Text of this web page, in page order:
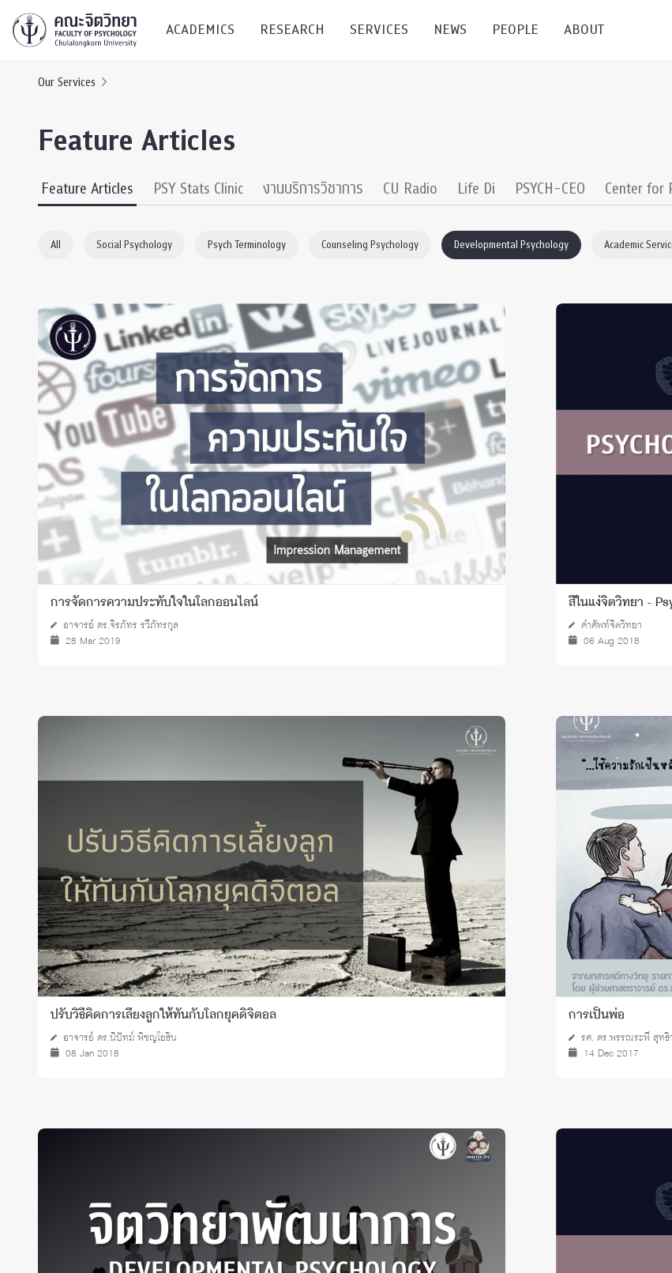
ACADEMICS
Bachelor of Science
Master's and PhD
Current Students
RESEARCH
Research Publications
International Conference & Symposium
SSBW Activities
Grants and Awards
SERVICES
PSY Stats Clinic
Psychological Center for Effective Organization
CU Radio
NEWS
Lectures & Talks
Jobs
PEOPLE
Post-docs
ABOUT
เชิดชูศิษย์เก่า
Our Services
Feature Articles
Feature Articles PSY Stats Clinic งานบริการวิชาการ CU Radio Life Di PSYCH-CEO Center for
All Social Psychology Psych Terminology Counseling Psychology Developmental Psychology Academic
การจัดการความประทับใจในโลกออนไลน์
อาจารย์ ดร.จิรภัทร รวีภัทรกุล
28 Mar 2019
สีในแง่จิตวิทยา -
คำศัพท์จิตวิทยา
06 Aug 2018
ปรับวิธีคิดการเลี้ยงลูกให้ทันกับโลกยุคดิจิตอล
อาจารย์ ดร.นิปัทม์ พิชญโยธิน
08 Jan 2018
การเป็นพ่อ
รศ. ดร.พรรณระพี สุท
14 Dec 2017